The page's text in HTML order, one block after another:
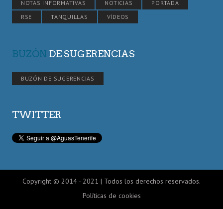
NOTAS INFORMATIVAS
NOTICIAS
PORTADA
RSE
TANQUILLAS VÍDEOS
BUZÓN DE SUGERENCIAS
BUZÓN DE SUGERENCIAS
TWITTER
Copyright © 2014 - 2021 | Todos los derechos reservados.
Políticas de cookies